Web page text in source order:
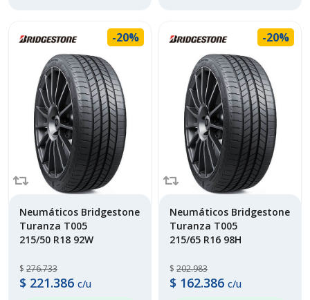
-20%
Neumáticos Bridgestone
Turanza T005
215/50 R18 92W
$ 276.733
$ 221.386 c/u
-20%
Neumáticos Bridgestone
Turanza T005
215/65 R16 98H
$ 202.983
$ 162.386 c/u